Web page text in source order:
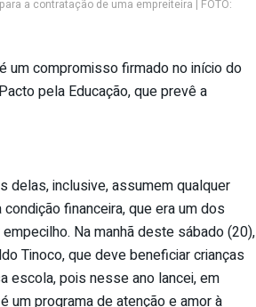
a contratação de uma empreiteira | FOTO:
um compromisso firmado no início do
pela Educação, que prevê a
delas, inclusive, assumem qualquer
financeira, que era um dos
Na manhã deste sábado (20),
Tinoco, que deve beneficiar crianças
escola, pois nesse ano lancei, em
um programa de atenção e amor à